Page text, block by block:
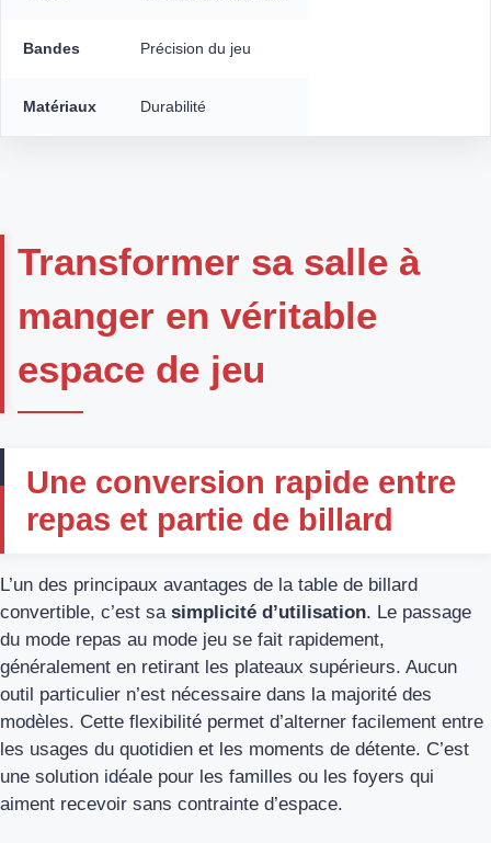
Bandes Précision du jeu
Matériaux Durabilité
Transformer sa salle à
manger en véritable
espace de jeu
Une conversion rapide entre
repas et partie de billard
L’un des principaux avantages de la table de billard
convertible, c’est sasimplicité d’utilisation. Le passage
du mode repas au mode jeu se fait rapidement,
généralement en retirant les plateaux supérieurs. Aucun
outil particulier n’est nécessaire dans la majorité des
modèles. Cette flexibilité permet d’alterner facilement entre
les usages du quotidien et les moments de détente. C’est
une solution idéale pour les familles ou les foyers qui
aiment recevoir sans contrainte d’espace.